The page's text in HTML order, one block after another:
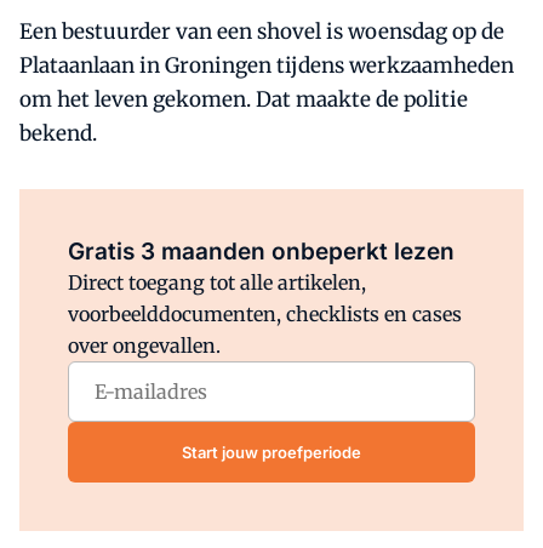
Een bestuurder van een shovel is woensdag op de
Plataanlaan in Groningen tijdens werkzaamheden
om het leven gekomen. Dat maakte de politie
bekend.
Gratis 3 maanden onbeperkt lezen
Direct toegang tot alle artikelen,
voorbeelddocumenten, checklists en cases
over ongevallen.
Start jouw proefperiode